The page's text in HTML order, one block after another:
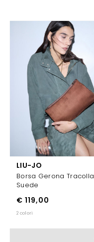
LIU-JO
Borsa Gerona Tracolla
Suede
€ 119,00
2 colori